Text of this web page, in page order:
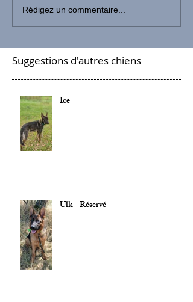
Rédigez un commentaire...
Suggestions d'autres chiens
Ice
Ulk - Réservé